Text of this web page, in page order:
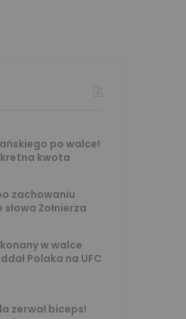
po walce!
kwota
zachowaniu
Żołnierza
w walce
Polaka na UFC
zerwał biceps!